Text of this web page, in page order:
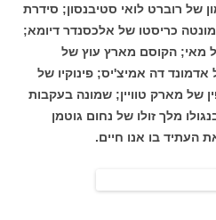
של רוברט לואי סטיבנסון; סידרת
כריסטו של אלכסנדר דיומא;
מאי; הקוסם מארץ עוץ של
דה אמיצ'יס; פינוקיו של
של מארק טוויין; שמונה בעקבות
מלך זולו של נחום גוטמן
העתיד בו אנו חיים.